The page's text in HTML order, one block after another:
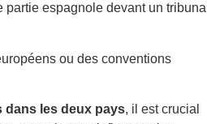
espagnole devant un tribunal
ou des conventions
dans les deux pays, il est crucial